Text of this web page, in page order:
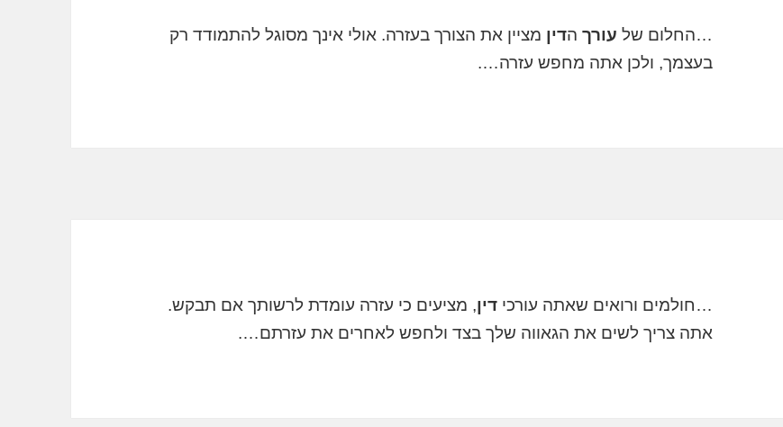
…החלום של עורך הדין מציין את הצורך בעזרה. אולי אינך מסוגל להתמודד רק
בעצמך, ולכן אתה מחפש עזרה….
…חולמים ורואים שאתה עורכידין, מציעים כי עזרה עומדת לרשותך אם תבקש.
אתה צריך לשים את הגאווה שלך בצד ולחפש לאחרים את עזרתם….